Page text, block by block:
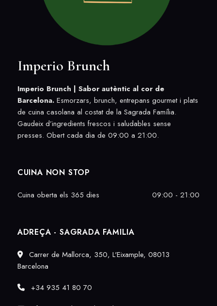
Imperio Brunch
Imperio Brunch | Sabor autèntic al cor de
Barcelona.Esmorzars, brunch, entrepans gourmet i plats
de cuina casolana al costat de la Sagrada Família.
Gaudeix d’ingredients frescos i saludables sense
presses. Obert cada dia de 09:00 a 21:00.
CUINA NON STOP
Cuina oberta els 365 dies 09:00 - 21:00
ADREÇA - SAGRADA FAMILIA
Carrer de Mallorca, 350, L'Eixample, 08013
Barcelona
+34 935 41 80 70